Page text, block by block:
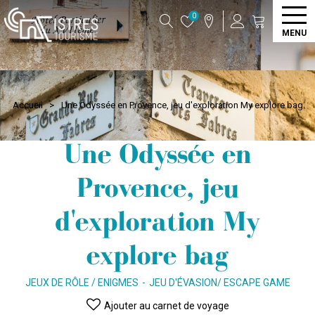
0
MENU
Accueil > Une Odyssée en Provence, jeu d'exploration My explore bag
Une Odyssée en
Provence, jeu
d'exploration My
explore bag
JEUX DE RÔLE / ENIGMES JEU D'ÉVASION/ ESCAPE GAME
Ajouter au carnet de voyage